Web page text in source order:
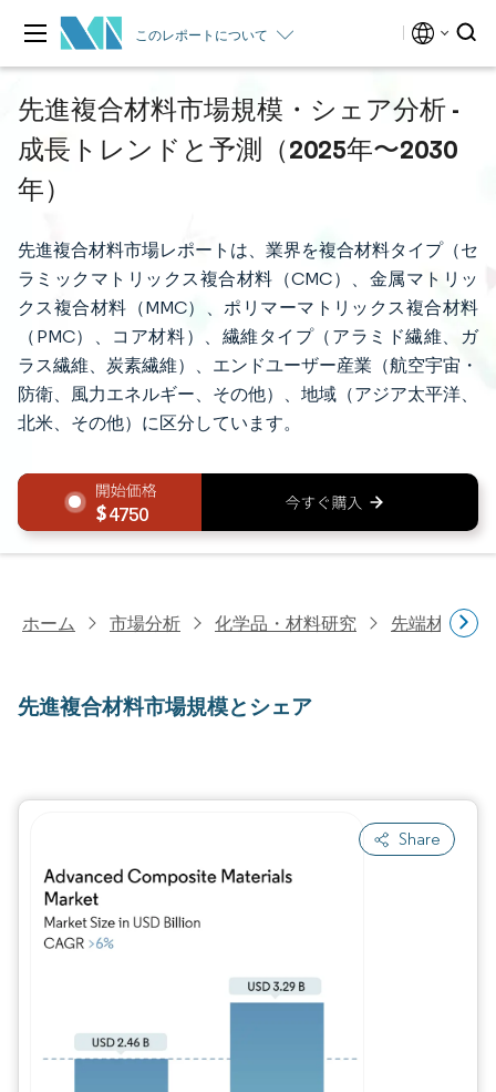
このレポートについて
先進複合材料市場規模・シェア分析 -
成長トレンドと予測（2025年〜2030
年）
先進複合材料市場レポートは、業界を複合材料タイプ（セ
ラミックマトリックス複合材料（CMC）、金属マトリッ
クス複合材料（MMC）、ポリマーマトリックス複合材料
（PMC）、コア材料）、繊維タイプ（アラミド繊維、ガ
ラス繊維、炭素繊維）、エンドユーザー産業（航空宇宙・
防衛、風力エネルギー、その他）、地域（アジア太平洋、
北米、その他）に区分しています。
4750
ホーム 市場分析 化学品・材料研究 先端材料研究
先進複合材料市場規模とシェア
Share